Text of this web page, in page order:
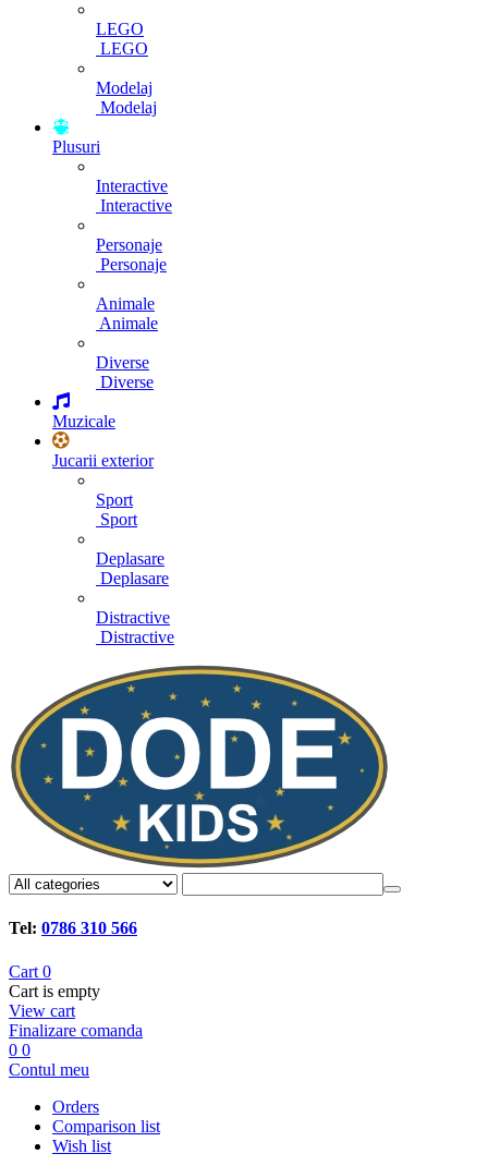
LEGO
LEGO
Modelaj
Modelaj
Plusuri
Interactive
Interactive
Personaje
Personaje
Animale
Animale
Diverse
Diverse
Muzicale
Jucarii exterior
Sport
Sport
Deplasare
Deplasare
Distractive
Distractive
Tel: 0786 310 566
Cart 0
Cart is empty
View cart
Finalizare comanda
0 0
Contul meu
Orders
Comparison list
Wish list